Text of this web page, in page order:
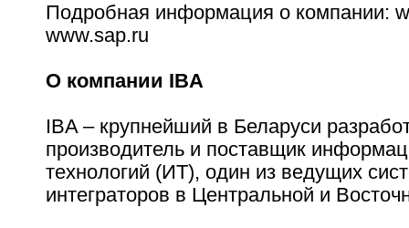
Подробная информация о компании:
www.sap.ru
О компании IBA
IBA – крупнейший в Беларуси
производитель и поставщик
технологий (ИТ), один из ведущих
интеграторов в Центральной и